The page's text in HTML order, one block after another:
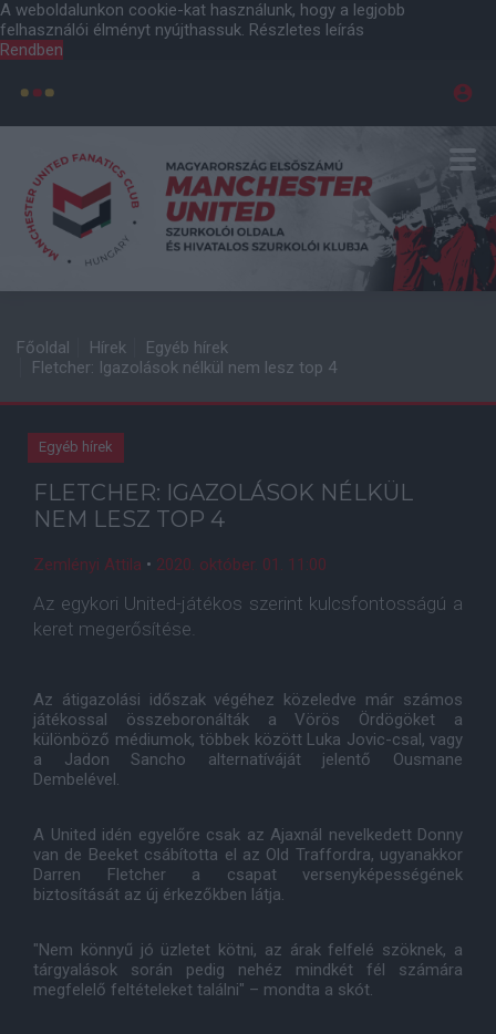
A weboldalunkon cookie-kat használunk, hogy a legjobb
felhasználói élményt nyújthassuk. Részletes leírás
Rendben
Főoldal Hírek
Egyéb hírek
Fletcher: Igazolások nélkül nem lesz top 4
Egyéb hírek
FLETCHER: IGAZOLÁSOK NÉLKÜL
NEM LESZ TOP 4
Zemlényi Attila • 2020. október. 01. 11:00
Az egykori United-játékos szerint kulcsfontosságú a
keret megerősítése.
Az átigazolási időszak végéhez közeledve már számos
játékossal összeboronálták a Vörös Ördögöket a
különböző médiumok, többek között Luka Jovic-csal, vagy
a Jadon Sancho alternatíváját jelentő Ousmane
Dembelével.
A United idén egyelőre csak az Ajaxnál nevelkedett Donny
van de Beeket csábította el az Old Traffordra, ugyanakkor
Darren Fletcher a csapat versenyképességének
biztosítását az új érkezőkben látja.
"Nem könnyű jó üzletet kötni, az árak felfelé szöknek, a
tárgyalások során pedig nehéz mindkét fél számára
megfelelő feltételeket találni" – mondta a skót.